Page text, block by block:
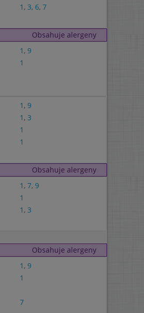
1 , 3, 6, 7
Obsahuje alergeny
1 , 9
1
1 , 9
1 , 3
1
1
Obsahuje alergeny
1 , 7, 9
1
1 , 3
Obsahuje alergeny
1 , 9
1
7